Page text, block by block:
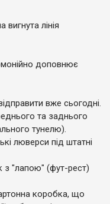
лінія
доповнює
вже сьогодні.
та заднього
тунелю).
люверси під штатні
з "лапою" (фут-рест)
коробка, що